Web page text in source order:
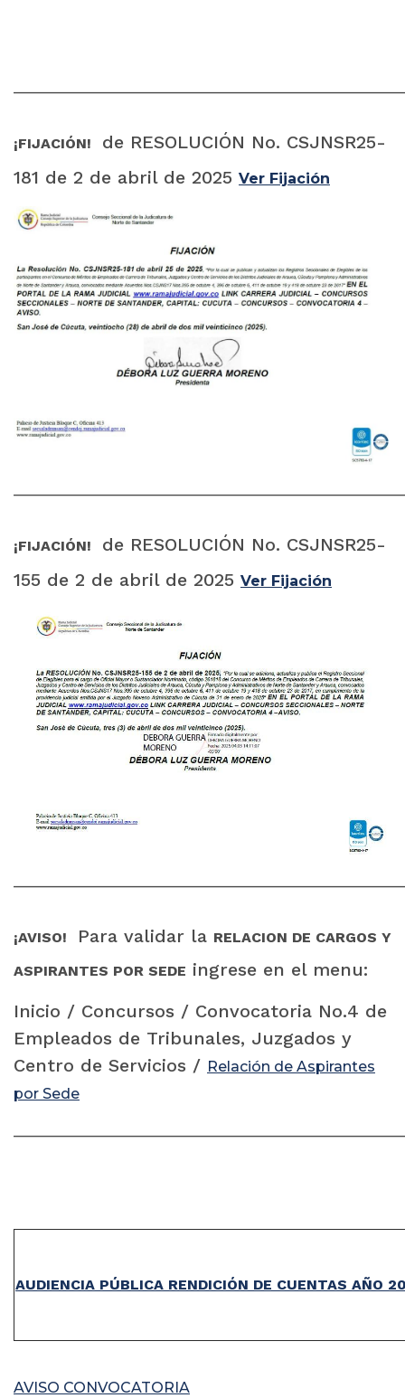
¡FIJACIÓN!
de RESOLUCIÓN No. CSJNSR25-
181 de 2 de abril de 2025 Ver Fijación
¡FIJACIÓN!
de RESOLUCIÓN No. CSJNSR25-
155 de 2 de abril de 2025 Ver Fijación
¡AVISO! Para validar la RELACION DE CARGOS Y
ASPIRANTES POR SEDE ingrese en el menu:
Inicio / Concursos / Convocatoria No.4 de
Empleados de Tribunales, Juzgados y
Centro de Servicios / Relación de Aspirantes
por Sede
AUDIENCIA PÚBLICA RENDICIÓN DE CUENTAS AÑO
AVISO CONVOCATORIA